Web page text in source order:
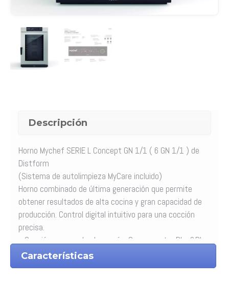
Descripción
Horno Mychef SERIE L Concept GN 1/1 ( 6 GN 1/1 ) de
Distform
(Sistema de autolimpieza MyCare incluido)
Horno combinado de última generación que permite
obtener resultados de alta cocina y gran capacidad de
producción. Control digital intuitivo para una cocción
precisa.
• Cocción con sonda al corazón. Con conector Plug&Play
para sonda monopunto, multipunto y sous-vide
• MultiSteam. Tecnología patentada de generación de
Características